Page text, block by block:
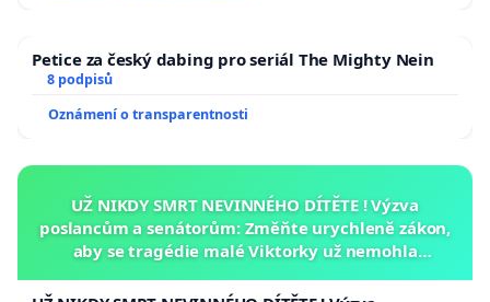
Petice za český dabing pro seriál The Mighty Nein
8 podpisů
Oznámení o transparentnosti
UŽ NIKDY SMRT NEVINNÉHO DÍTĚTE ! Výzva
poslancům a senátorům: Změňte urychleně zákon,
aby se tragédie malé Viktorky už nemohla